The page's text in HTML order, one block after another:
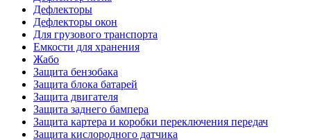
Дефлекторы
Дефлекторы окон
Для грузового транспорта
Емкости для хранения
Жабо
Защита бензобака
Защита блока батарей
Защита двигателя
Защита заднего бампера
Защита картера и коробки переключения передач
Защита кислородного датчика